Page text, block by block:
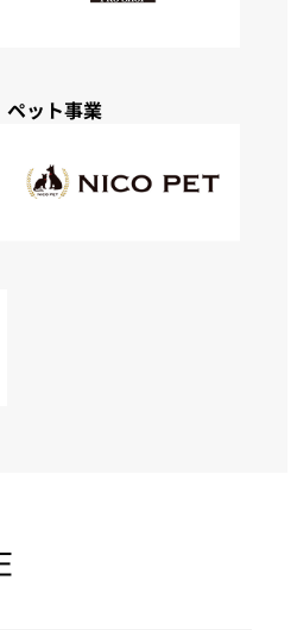
ペット事業